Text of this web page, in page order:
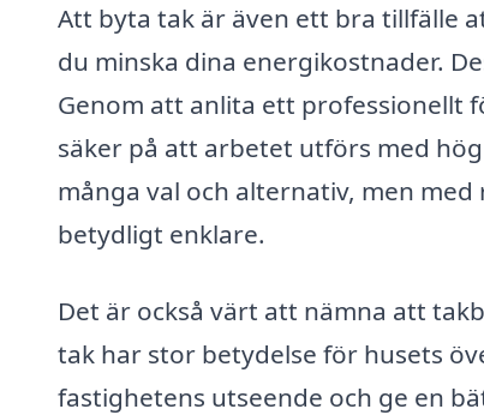
Att byta tak är även ett bra tillfälle
du minska dina energikostnader.
Genom att anlita ett professionellt
säker på att arbetet utförs med
många val och alternativ, men
betydligt enklare.
Det är också värt att nämna att
tak har stor betydelse för husets
fastighetens utseende och ge en